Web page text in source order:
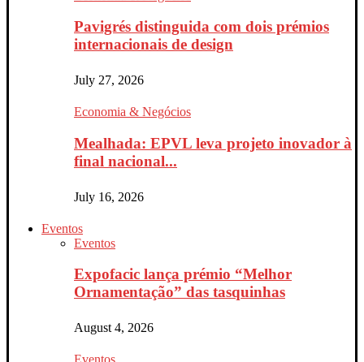
Pavigrés distinguida com dois prémios
internacionais de design
July 27, 2026
Economia & Negócios
Mealhada: EPVL leva projeto inovador à
final nacional...
July 16, 2026
Eventos
Eventos
Expofacic lança prémio “Melhor
Ornamentação” das tasquinhas
August 4, 2026
Eventos